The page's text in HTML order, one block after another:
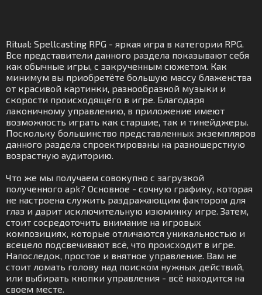
Ritual: Spellcasting RPG - яркая игра в категории RPG.
Все представители данного раздела показывают себя
как обычные игры, с закрученным сюжетом. Как
минимум вы приобретёте большую массу блаженства
от красивой картинки, разнообразной музыки и
скорости происходящего в игре. Благодаря
лаконичному управлению, в приложение имеют
возможность играть как старшие, так и тинейджеры.
Поскольку большинство представленных экземпляров
данного раздела спроектированы на разношерстную
возрастную аудиторию.
Что же мы получаем совокупно с загрузкой
полученного apk? Основное - сочную графику, которая
не настроена служить раздражающим фактором для
глаз и дарит исключительную изюминку игре. Затем,
стоит сосредоточить внимание на игровых
композициях, которые отличаются уникальностью и
всецело подсвечивают всё, что происходит в игре.
Напоследок, простое и внятное управление. Вам не
стоит ломать голову над поиском нужных действий,
или выбирать кнопки управления - всё находится на
своем месте.